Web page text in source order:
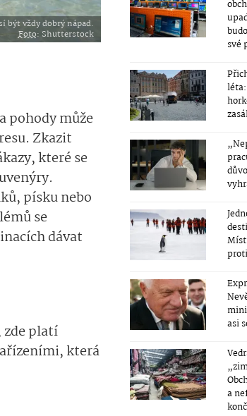
být vždy dobrý nápad.
Foto: Shutterstock
pohody může
Zkazit
které se
písku nebo
se
dávat
zde platí
která
své
asi
a